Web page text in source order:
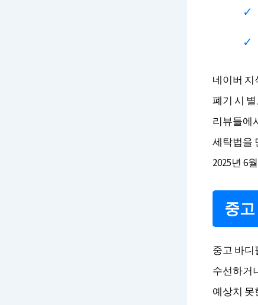
네이버 지
폐기 시
리뷰들에
세탁법을
2025년 6
중
중고 바디
수선하거
예상치 못